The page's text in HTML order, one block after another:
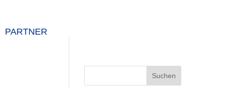
PARTNER